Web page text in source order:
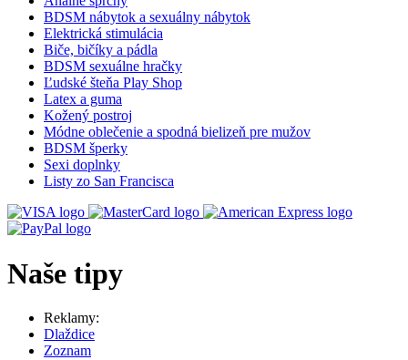
BDSM nábytok a sexuálny nábytok
Elektrická stimulácia
Biče, bičíky a pádla
BDSM sexuálne hračky
Ľudské šteňa Play Shop
Latex a guma
Kožený postroj
Módne oblečenie a spodná bielizeň pre mužov
BDSM šperky
Sexi doplnky
Listy zo San Francisca
Naše tipy
Reklamy:
Dlaždice
Zoznam